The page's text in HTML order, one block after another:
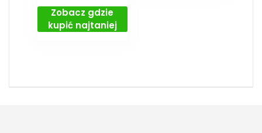
Zobacz gdzie
kupić najtaniej